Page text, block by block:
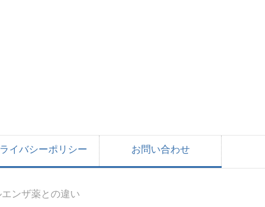
イバシーポリシー お問い合わせ
ンザ薬との違い